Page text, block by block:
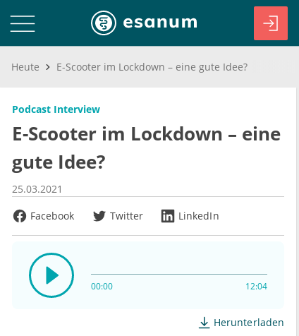
Heute E-Scooter im Lockdown – eine gute Idee?
Podcast Interview
E-Scooter im Lockdown – eine
gute Idee?
25.03.2021
Facebook
Twitter LinkedIn
00:00 12:04
Herunterladen